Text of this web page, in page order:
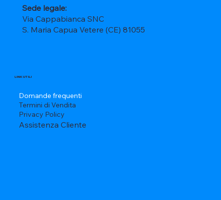
Sede legale:
Via Cappabianca SNC
S. Maria Capua Vetere (CE) 81055
LINK UTILI
Domande frequenti
Termini di Vendita
Privacy Policy
Assistenza Cliente